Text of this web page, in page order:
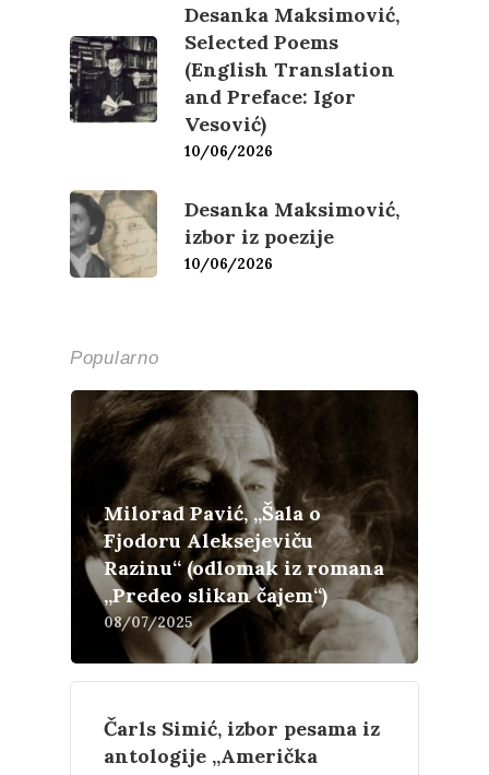
Desanka Maksimović,
Selected Poems
(English Translation
and Preface: Igor
Vesović)
10/06/2026
Desanka Maksimović,
izbor iz poezije
10/06/2026
Popularno
Milorad Pavić, „Šala o
Fjodoru Aleksejeviču
Razinu“ (odlomak iz romana
„Predeo slikan čajem“)
08/07/2025
Čarls Simić, izbor pesama iz
antologije „Američka
Književnost
Poezija
Proza
Esejistika
Teorija
Estetika
Umetnost
Muzika
Šta čitamo?